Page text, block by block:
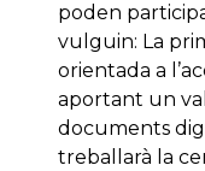
poden
vulguin: La
orientada a
aportant un
documents
treballarà la